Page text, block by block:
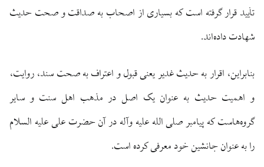
تأیید قرار گرفته است که بسیاری از اصحاب به صداقت و صحت حدیث
شهادت داده‌اند.
بنابراین، اقرار به حدیث غدیر یعنی قبول و اعتراف به صحت سند، روایت،
و اهمیت حدیث به عنوان یک اصل در مذهب اهل سنت و سایر
گروه‌هاست که پیامبر صلی الله علیه وآله در آن حضرت علی علیه السلام
را به عنوان جانشین خود معرفی کرده است.